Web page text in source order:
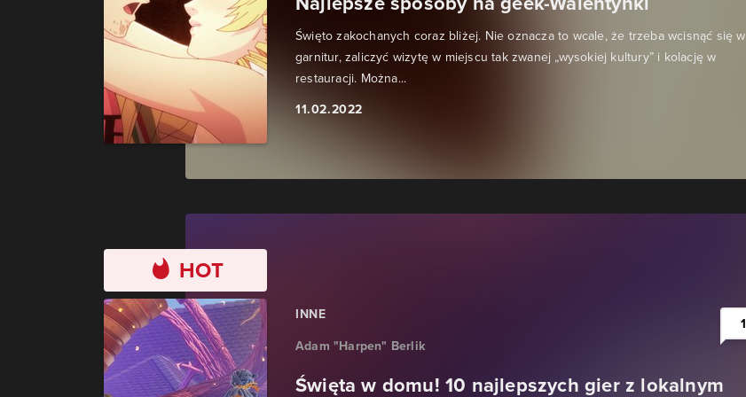
Święto zakochanych coraz bliżej. Nie oznacza to wcale, że trzeba wcisnąć się w
garnitur, zaliczyć wizytę w miejscu tak zwanej „wysokiej kultury” i kolację w
restauracji. Można...
11.02.2022
HOT
INNE
Adam "Harpen" Berlik
Święta w domu! 10 najlepszych gier z lokalnym
1